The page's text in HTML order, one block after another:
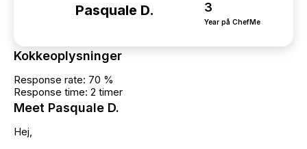
Pasquale D. 3
Year på ChefMe
Kokkeoplysninger
Response rate: 70 %
Response time: 2 timer
Meet Pasquale D.
Hej,